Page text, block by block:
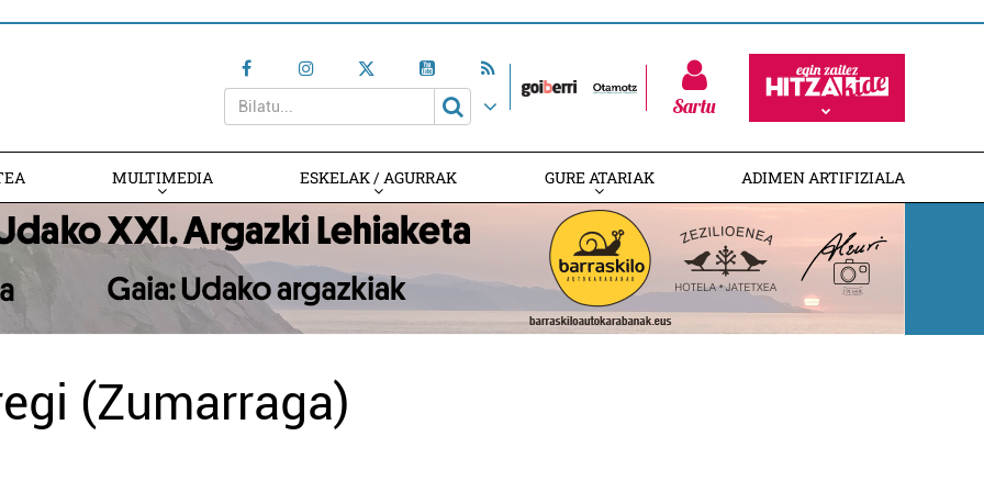
Sartu
MULTIMEDIA ESKELAK / AGURRAK GURE ATARIAK ADIMEN ARTIFIZIALA
(Zumarraga)